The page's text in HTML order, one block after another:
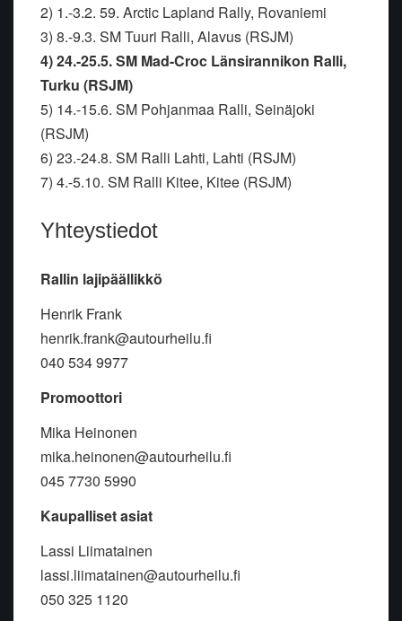
2) 1.-3.2. 59. Arctic Lapland Rally, Rovaniemi
3) 8.-9.3. SM Tuuri Ralli, Alavus (RSJM)
4) 24.-25.5. SM Mad-Croc Länsirannikon Ralli,
Turku (RSJM)
5) 14.-15.6. SM Pohjanmaa Ralli, Seinäjoki
(RSJM)
6) 23.-24.8. SM Ralli Lahti, Lahti (RSJM)
7) 4.-5.10. SM Ralli Kitee, Kitee (RSJM)
Yhteystiedot
Rallin lajipäällikkö
Henrik Frank
henrik.frank@autourheilu.fi
040 534 9977
Promoottori
Mika Heinonen
mika.heinonen@autourheilu.fi
045 7730 5990
Kaupalliset asiat
Lassi Liimatainen
lassi.liimatainen@autourheilu.fi
050 325 1120